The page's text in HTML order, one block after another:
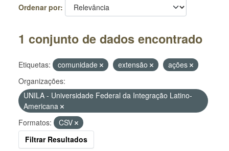
Ordenar por
1 conjunto de dados encontrado
Etiquetas: comunidade extensão
ações
Organizações:
UNILA - Universidade Federal da Integração Latino-
Americana
Formatos:
CSV
Filtrar Resultados